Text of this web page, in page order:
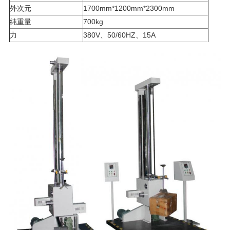
外次元
1700mm*1200mm*2300mm
純重量
700kg
力
380V、50/60HZ、15A